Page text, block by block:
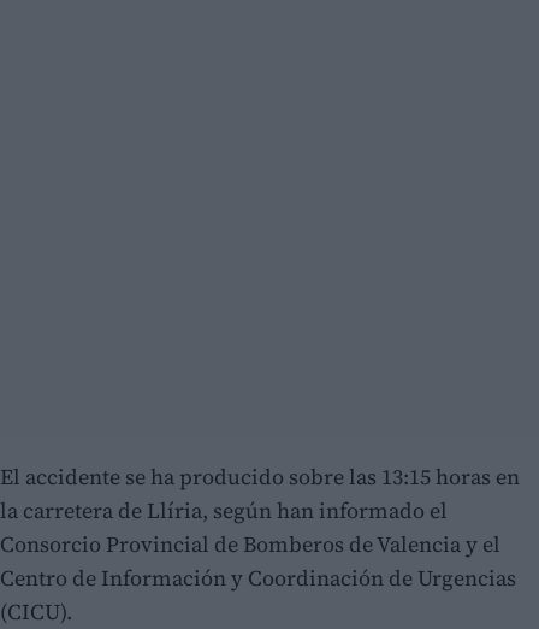
El accidente se ha producido sobre las 13:15 horas en
la carretera de Llíria, según han informado el
Consorcio Provincial de Bomberos de Valencia y el
Centro de Información y Coordinación de Urgencias
(CICU).